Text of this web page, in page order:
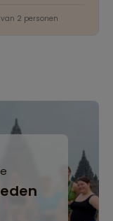
2 personen